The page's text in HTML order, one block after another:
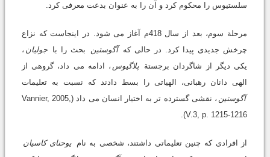
سلستیوس را محکوم کرد و آن را به عنوان بدعت معرفی کرد.
مرحلة سوم، بعد از سال 418م آغاز می شود. در اینجاست که نزاع
چرخش جدیدی پیدا کرد. در حالی که
آگوستین بحث را با جولیان ،
یکی دیگر از شاگردان برجستة
پلاگیوس ، ادامه می داد، گروهی از
الهی دانان رهبانی، الهیاتی را بسط دادند که نسبت به تعلیمات
آگوستین
، نقشی گسترده تر به اختیار انسان می داد (Vannier, 2005,
V.3, p. 1215-1216).
از افرادی که چنین تعلیماتی داشتند، شخصی به نام یوحنای کاسیان